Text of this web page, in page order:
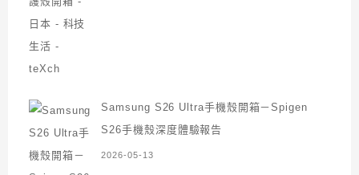
Samsung S26 Ultra手機殼開箱－Spigen
S26手機殼深度體驗報告
2026-05-13